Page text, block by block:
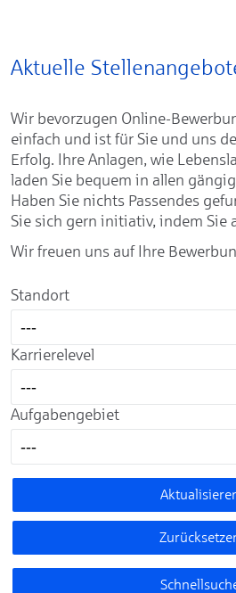
Aktuelle
Wir bevorzugen Online-
einfach und ist für Sie und uns
Erfolg. Ihre Anlagen, wie
laden Sie bequem in allen
Haben Sie nichts Passendes
Sie sich gern initiativ, indem Sie
Wir freuen uns auf Ihre
Standort
---
Karrierelevel
---
Aufgabengebiet
---